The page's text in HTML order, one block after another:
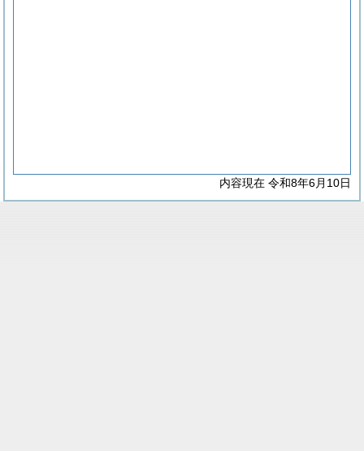
内容現在 令和8年6月10日